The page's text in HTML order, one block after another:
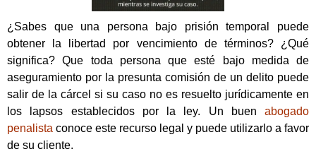
¿Sabes que una persona bajo prisión temporal puede
obtener la libertad por vencimiento de términos? ¿Qué
significa? Que toda persona que esté bajo medida de
aseguramiento por la presunta comisión de un delito puede
salir de la cárcel si su caso no es resuelto jurídicamente en
los lapsos establecidos por la ley. Un buen abogado
penalista conoce este recurso legal y puede utilizarlo a favor
de su cliente.